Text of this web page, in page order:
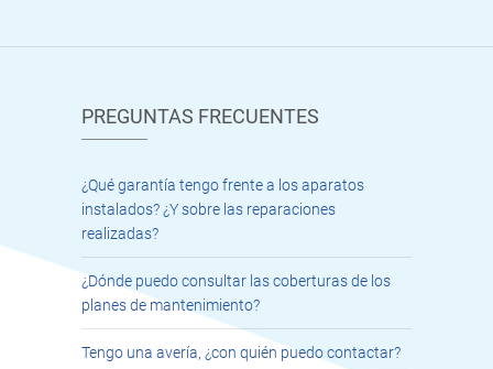
PREGUNTAS FRECUENTES
¿Qué garantía tengo frente a los aparatos
instalados? ¿Y sobre las reparaciones
realizadas?
¿Dónde puedo consultar las coberturas de los
planes de mantenimiento?
Tengo una avería, ¿con quién puedo contactar?